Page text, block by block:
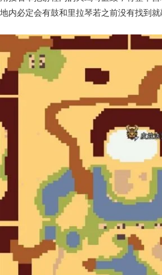
地内必定会有鼓和里拉琴若之前没有找到就